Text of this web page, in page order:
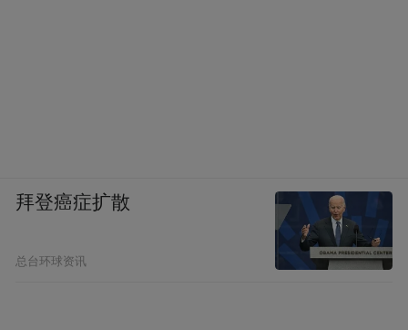
拜登癌症扩散
总台环球资讯